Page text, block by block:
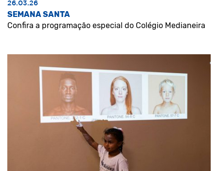
26.03.26
SEMANA SANTA
Confira a programação especial do Colégio Medianeira